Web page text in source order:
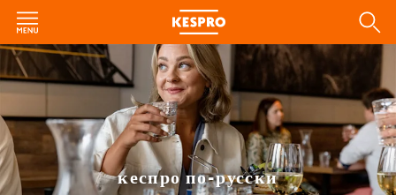
кеспро по-русски